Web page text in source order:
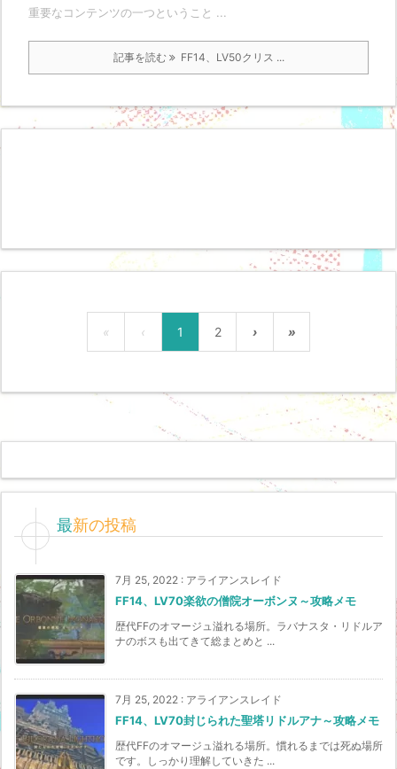
重要なコンテンツの一つということ ...
記事を読む FF14、LV50クリス ...
« ‹ 1 2 › »
最新の投稿
7月 25, 2022 : アライアンスレイド
FF14、LV70楽欲の僧院オーボンヌ～攻略メモ
歴代FFのオマージュ溢れる場所。ラバナスタ・リドルア
ナのボスも出てきて総まとめと ...
7月 25, 2022 : アライアンスレイド
FF14、LV70封じられた聖塔リドルアナ～攻略メモ
歴代FFのオマージュ溢れる場所。慣れるまでは死ぬ場所
です。しっかり理解していきた ...